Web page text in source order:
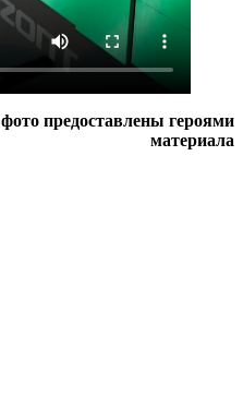
предоставлены героями
материала